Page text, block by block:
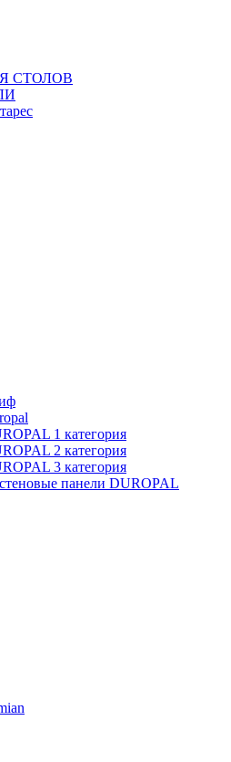
СТОЛОВ
1 категория
2 категория
3 категория
панели DUROPAL